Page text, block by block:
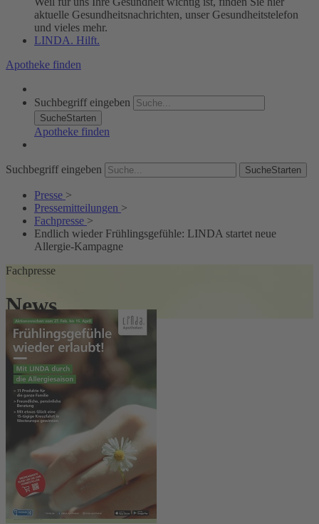
aktuelle Gesundheitsnachrichten, unser Gesundheitstelefon
und vieles mehr.
LINDA. Hilft.
Apotheke finden
Suchbegriff eingeben
SucheStarten
Apotheke finden
Suchbegriff eingeben SucheStarten
Presse >
Pressemitteilungen >
Fachpresse >
Endlich wieder Frühlingsgefühle: LINDA startet neue
Allergie-Kampagne
Fachpresse
News